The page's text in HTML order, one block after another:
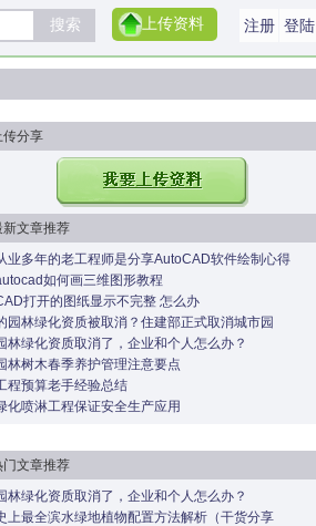
注册 登陆
上传资料
传分享
新文章推荐
业多年的老工程师是分享AutoCAD软件绘制心得
如何画三维图形教程
打开的图纸显示不完整 怎么办
园林绿化资质被取消？住建部正式取消城市园
林绿化资质取消了，企业和个人怎么办？
林树木春季养护管理注意要点
程预算老手经验总结
化喷淋工程保证安全生产应用
门文章推荐
林绿化资质取消了，企业和个人怎么办？
上最全滨水绿地植物配置方法解析（干货分享